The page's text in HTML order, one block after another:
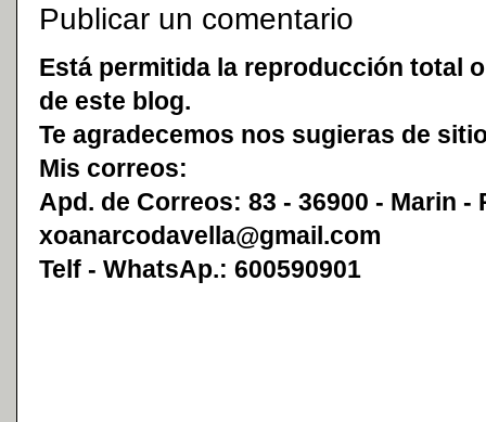
Publicar un comentario
Está permitida la reproducción total
de este blog.
Te agradecemos nos sugieras de
Mis correos:
Apd. de Correos: 83 - 36900 - Marin -
xoanarcodavella@gmail.com
Telf - WhatsAp.: 600590901